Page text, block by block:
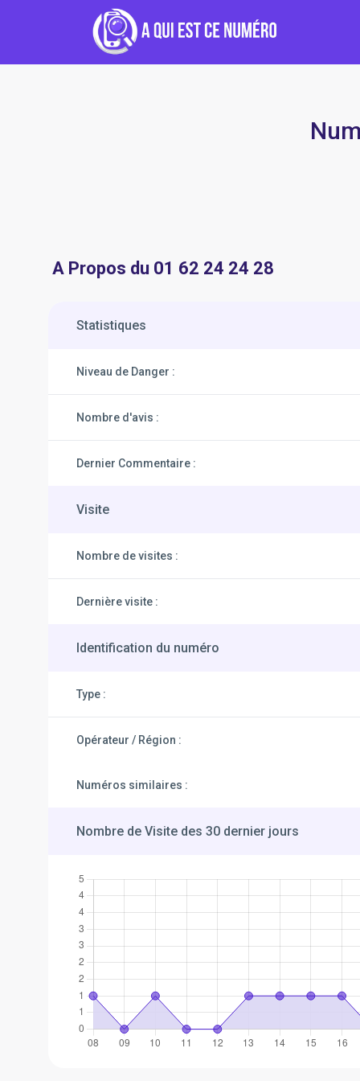
A Propos du 01 62 24 24 28
Statistiques
Niveau de Danger :
Nombre d'avis :
Dernier Commentaire :
Visite
Nombre de visites :
Dernière visite :
Identification du numéro
Type :
Opérateur / Région :
Numéros similaires :
Nombre de Visite des 30 dernier jours